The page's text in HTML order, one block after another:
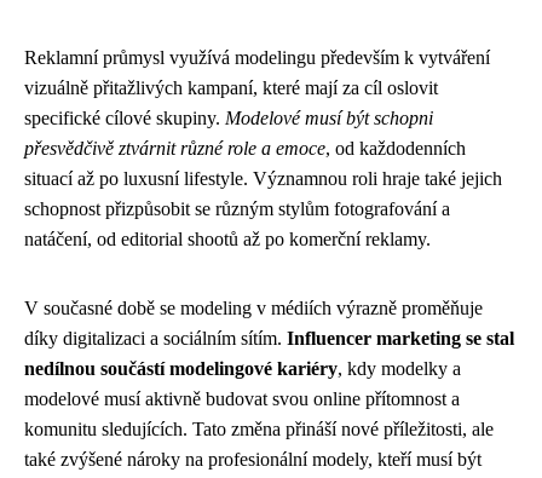
Reklamní průmysl využívá modelingu především k vytváření
vizuálně přitažlivých kampaní, které mají za cíl oslovit
specifické cílové skupiny. Modelové musí být schopni
přesvědčivě ztvárnit různé role a emoce, od každodenních
situací až po luxusní lifestyle. Významnou roli hraje také jejich
schopnost přizpůsobit se různým stylům fotografování a
natáčení, od editorial shootů až po komerční reklamy.
V současné době se modeling v médiích výrazně proměňuje
díky digitalizaci a sociálním sítím. Influencer marketing se stal
nedílnou součástí modelingové kariéry, kdy modelky a
modelové musí aktivně budovat svou online přítomnost a
komunitu sledujících. Tato změna přináší nové příležitosti, ale
také zvýšené nároky na profesionální modely, kteří musí být